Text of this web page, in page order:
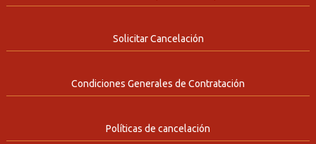
Solicitar Cancelación
Condiciones Generales de Contratación
Políticas de cancelación